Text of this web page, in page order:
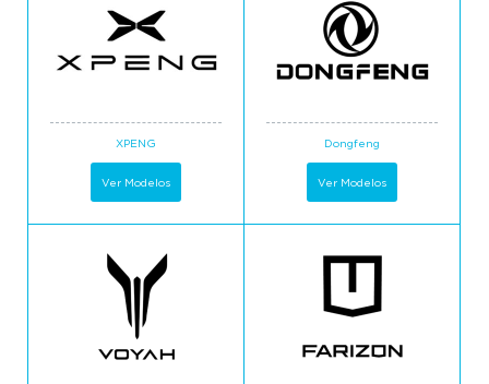
XPENG
Ver Modelos
Dongfeng
Ver Modelos